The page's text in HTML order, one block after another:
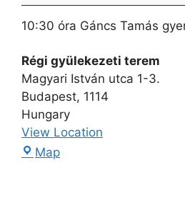
10:30 óra Gáncs Tamás
Régi gyülekezeti terem
Magyari István utca 1-3.
Budapest, 1114
Hungary
View Location
Map